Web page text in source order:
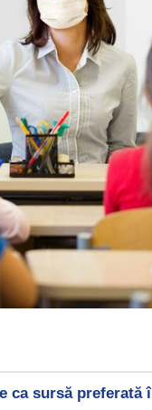
ca sursă preferată